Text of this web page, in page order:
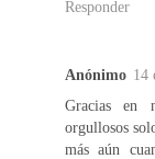
Responder
Anónimo 14
Gracias en
orgullosos
más aún